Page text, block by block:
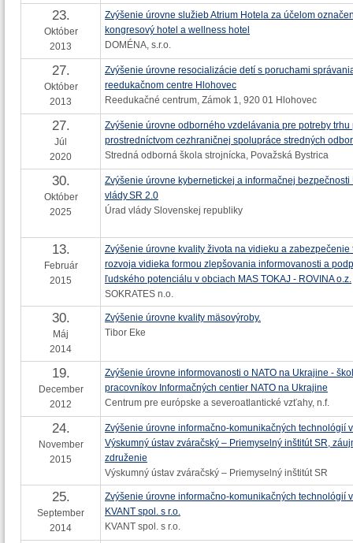
23.
Október
2013
Zvýšenie úrovne služieb Atrium Hotela za účelom
kongresový hotel a wellness hotel
DOMÉNA, s.r.o.
27.
Október
2013
Zvýšenie úrovne resocializácie detí s poruchami
reedukačnom centre Hlohovec
Reedukačné centrum, Zámok 1, 920 01 Hlohovec
27.
Júl
2020
Zvýšenie úrovne odborného vzdelávania pre potreby trhu
prostredníctvom cezhraničnej spolupráce stredných
Stredná odborná škola strojnícka, Považská Bystrica
30.
Október
2025
Zvýšenie úrovne kybernetickej a informačnej bezpečnosti
vlády SR 2.0
Úrad vlády Slovenskej republiky
13.
Február
2015
Zvýšenie úrovne kvality života na vidieku a zabezpečenie
rozvoja vidieka formou zlepšovania informovanosti a
ľudského potenciálu v obciach MAS TOKAJ - ROVINA o.z.
SOKRATES n.o.
30.
Máj
2014
Zvýšenie úrovne kvality mäsovýroby.
Tibor Eke
19.
December
2012
Zvýšenie úrovne informovanosti o NATO na Ukrajine -
pracovníkov Informačných centier NATO na Ukrajine
Centrum pre európske a severoatlantické vzťahy, n.f.
24.
November
2015
Zvýšenie úrovne informačno-komunikačných technológií
Výskumný ústav zváračský – Priemyselný inštitút SR,
združenie
Výskumný ústav zváračský – Priemyselný inštitút SR
25.
September
2014
Zvýšenie úrovne informačno-komunikačných technológií
KVANT spol. s r.o.
KVANT spol. s r.o.